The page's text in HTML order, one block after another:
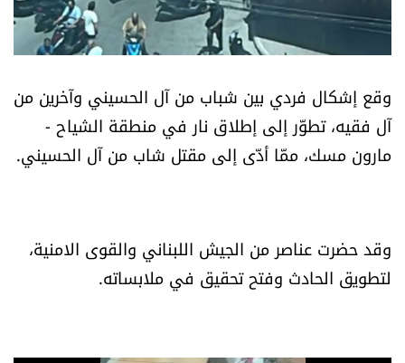
نداء القرّاء
كتّابنا
آراء
اقتصاد
وقع إشكال فردي بين شباب من آل الحسيني وآخرين من
آل فقيه، تطوّر إلى إطلاق نار في منطقة الشياح -
مارون مسك، ممّا أدّى إلى مقتل شاب من آل الحسيني.
وقد حضرت عناصر من الجيش اللبناني والقوى الامنية،
لتطويق الحادث وفتح تحقيق في ملابساته.